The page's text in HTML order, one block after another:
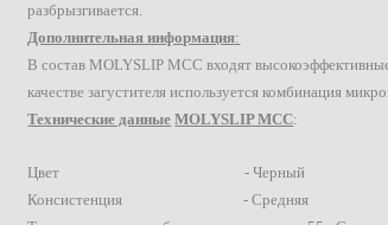
разбрызгивается.
Дополнительная информация:
В состав MOLYSLIP MCC входят
качестве загустителя используется комбинация
Технические данные MOLYSLIP MCC:
Цвет - Черный
Консистенция - Средняя